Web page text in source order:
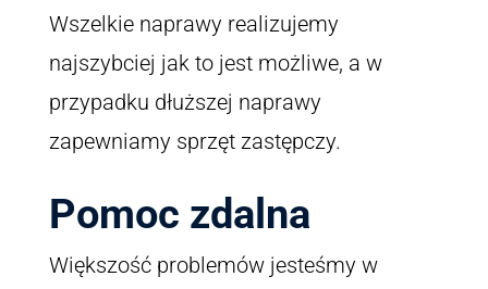
Wszelkie naprawy realizujemy
najszybciej jak to jest możliwe, a w
przypadku dłuższej naprawy
zapewniamy sprzęt zastępczy.
Pomoc zdalna
Większość problemów jesteśmy w